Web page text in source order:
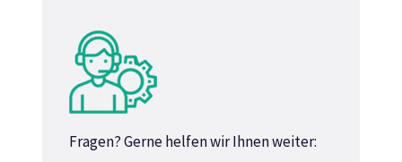
Fragen? Gerne helfen wir Ihnen weiter: